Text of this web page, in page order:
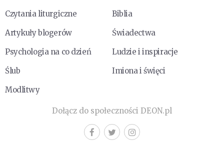
Czytania liturgiczne
Biblia
Artykuły blogerów
Świadectwa
Psychologia na co dzień
Ludzie i inspiracje
Ślub
Imiona i święci
Modlitwy
Dołącz do społeczności DEON.pl